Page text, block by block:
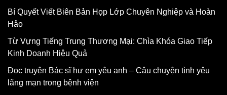
Bí Quyết Viết Biên Bản Họp Lớp Chuyên Nghiệp và Hoàn
Hảo
Từ Vựng Tiếng Trung Thương Mại: Chìa Khóa Giao Tiếp
Kinh Doanh Hiệu Quả
Đọc truyện Bác sĩ hư em yêu anh – Câu chuyện tình yêu
lãng mạn trong bệnh viện